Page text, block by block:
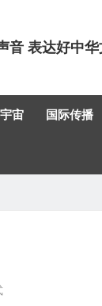
音 表达好中
宙 国际传播